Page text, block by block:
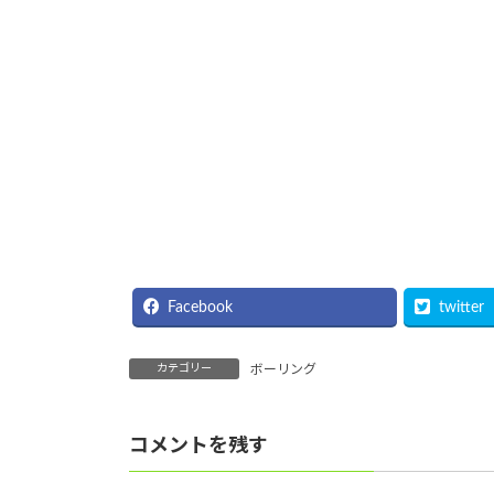
Facebook twitter
カテゴリー ボーリング
コメントを残す